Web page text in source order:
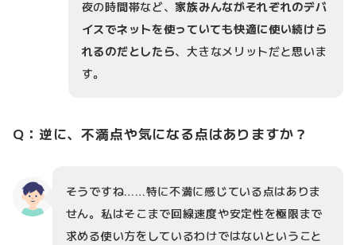
夜の時間帯など、家族みんながそれぞれのデバ
イスでネットを使っていても快適に使い続けら
れるのだとしたら、大きなメリットだと思いま
す。
Q：逆に、不満点や気になる点はありますか？
そうですね……特に不満に感じている点はありま
せん。私はそこまで回線速度や安定性を極限まで
求める使い方をしているわけではないということ